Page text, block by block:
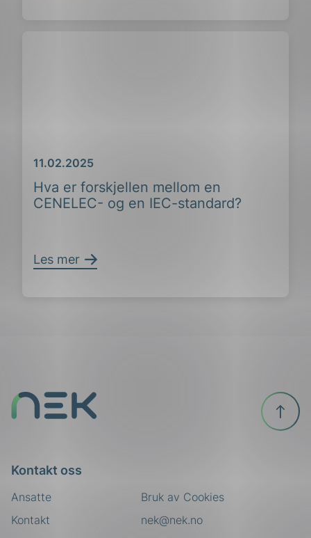
Hva er forskjellen mellom en
CENELEC- og en IEC-standard?
Dato
11.02.2025
Les mer
Kontakt oss
Ansatte
nek@nek.no
Kontakt
Bruk av Cookies
Til
toppen